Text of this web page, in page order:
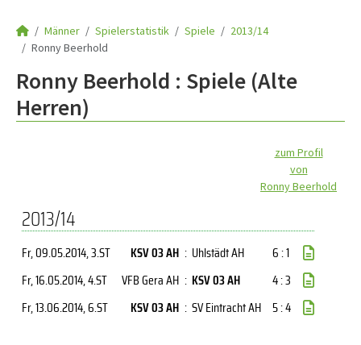
Männer Spielerstatistik Spiele
2013/14
Ronny Beerhold
Ronny Beerhold : Spiele (Alte
Herren)
zum Profil
von
Ronny Beerhold
2013/14
Fr, 09.05.2014, 3.ST KSV 03 AH : Uhlstädt AH
6 : 1
Fr, 16.05.2014, 4.ST VFB Gera AH : KSV 03 AH
4 : 3
Fr, 13.06.2014, 6.ST KSV 03 AH : SV Eintracht AH 5 : 4